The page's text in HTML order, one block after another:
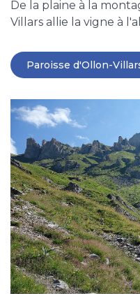
De la plaine à la
Villars allie la vigne à
Paroisse d'Ollon-